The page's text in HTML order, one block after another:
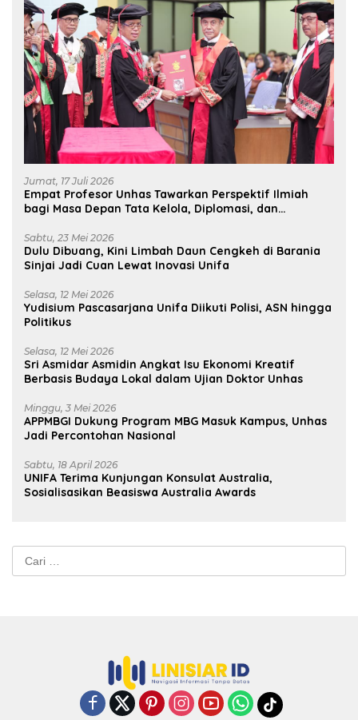
Jumat, 17 Juli 2026
Empat Profesor Unhas Tawarkan Perspektif Ilmiah
bagi Masa Depan Tata Kelola, Diplomasi, dan
Sabtu, 23 Mei 2026
Dulu Dibuang, Kini Limbah Daun Cengkeh di Barania
Sinjai Jadi Cuan Lewat Inovasi Unifa
Selasa, 12 Mei 2026
Yudisium Pascasarjana Unifa Diikuti Polisi, ASN hingga
Politikus
Selasa, 12 Mei 2026
Sri Asmidar Asmidin Angkat Isu Ekonomi Kreatif
Berbasis Budaya Lokal dalam Ujian Doktor Unhas
Minggu, 3 Mei 2026
APPMBGI Dukung Program MBG Masuk Kampus, Unhas
Jadi Percontohan Nasional
Sabtu, 18 April 2026
UNIFA Terima Kunjungan Konsulat Australia,
Sosialisasikan Beasiswa Australia Awards
Cari
untuk: